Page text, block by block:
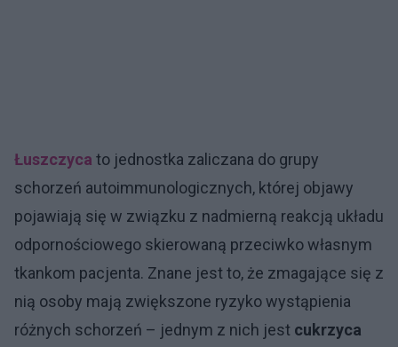
Łuszczyca to jednostka zaliczana do grupy
schorzeń autoimmunologicznych, której objawy
pojawiają się w związku z nadmierną reakcją układu
odpornościowego skierowaną przeciwko własnym
tkankom pacjenta. Znane jest to, że zmagające się z
nią osoby mają zwiększone ryzyko wystąpienia
różnych schorzeń – jednym z nich jest cukrzyca